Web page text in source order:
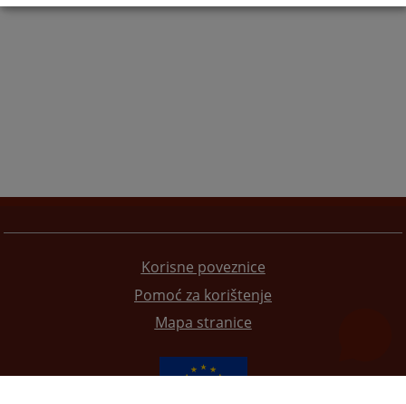
Korisne poveznice
Pomoć za korištenje
Mapa stranice